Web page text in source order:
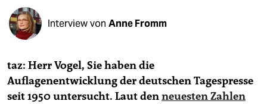
fragen & hilfe
abo
genossenschaft
Interview von Anne Fromm
taz: Herr Vogel, Sie haben die
Auflagenentwicklung der deutschen Tagespresse
seit 1950 untersucht. Laut denneuesten Zahlen